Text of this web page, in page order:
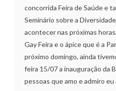
concorrida Feira de Saúde e
Seminário sobre a
acontecer nas próximas
Gay Feira e o ápice que é a
próximo domingo, ainda
feira 15/07 a inauguração da
pessoas que amo e admiro eu